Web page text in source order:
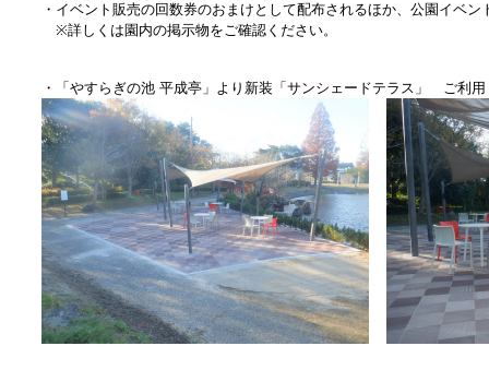
・イベント販売の回数券のおまけとして配布されるほか、公園イベ
※詳しくは園内の掲示物をご確認ください。
・「やすらぎの池 平成亭」より新装「サンシェードテラス」 ご利用